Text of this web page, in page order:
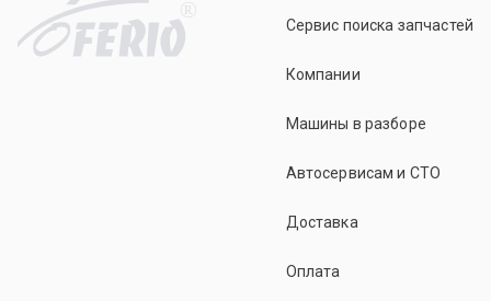
R
Сервис поиска запчастей
Компании
Машины в разборе
Автосервисам и СТО
Доставка
Оплата